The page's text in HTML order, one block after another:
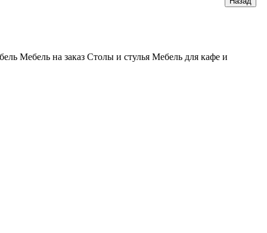
Мебель на заказ Столы и стулья Мебель для кафе и